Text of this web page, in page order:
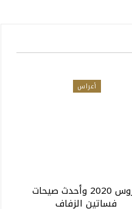
أعراس
عروس 2020 وأحدث صيحات
فساتين الزفاف